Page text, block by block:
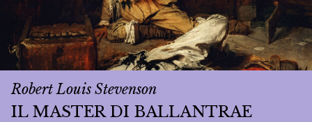
Robert Louis Stevenson
IL MASTER DI BALLANTRAE